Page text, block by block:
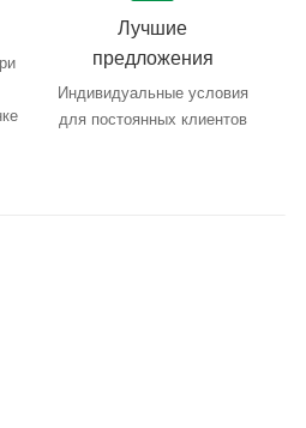
Лучшие
предложения
Индивидуальные условия
для постоянных клиентов